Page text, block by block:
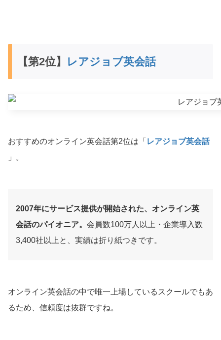
【第2位】 レアジョブ英会話
おすすめのオンライン英会話第2位は「 レアジョブ英会話
」。
2007年にサービス提供が開始された、オンライン英
会話のパイオニア。 会員数100万人以上・企業導入数
3,400社以上と、実績は折り紙つきです。
オンライン英会話の中で唯一上場しているスクールでもあ
るため、信頼度は抜群ですね。